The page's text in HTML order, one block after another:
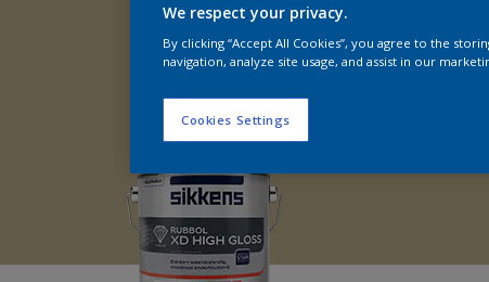
We respect your privacy.
By clicking “Accept All Cookies”, you agree to the
navigation, analyze site usage, and assist in our
Cookies Settings